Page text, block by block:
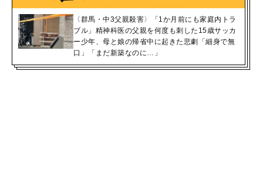
〈群馬・中3父親殺害〉「1か月前にも家庭内トラ
ブル」精神科医の父親を何度も刺した15歳サッカ
ー少年、母と娘の帰省中に起きた悲劇「細身で無
口」「まだ新築なのに…」